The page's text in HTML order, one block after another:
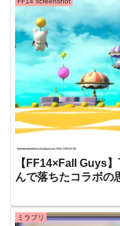
【FF14×Fall Guys
んで落ちたコラボの
ミラプリ